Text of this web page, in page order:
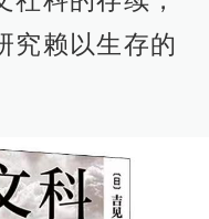
究赖以生存的